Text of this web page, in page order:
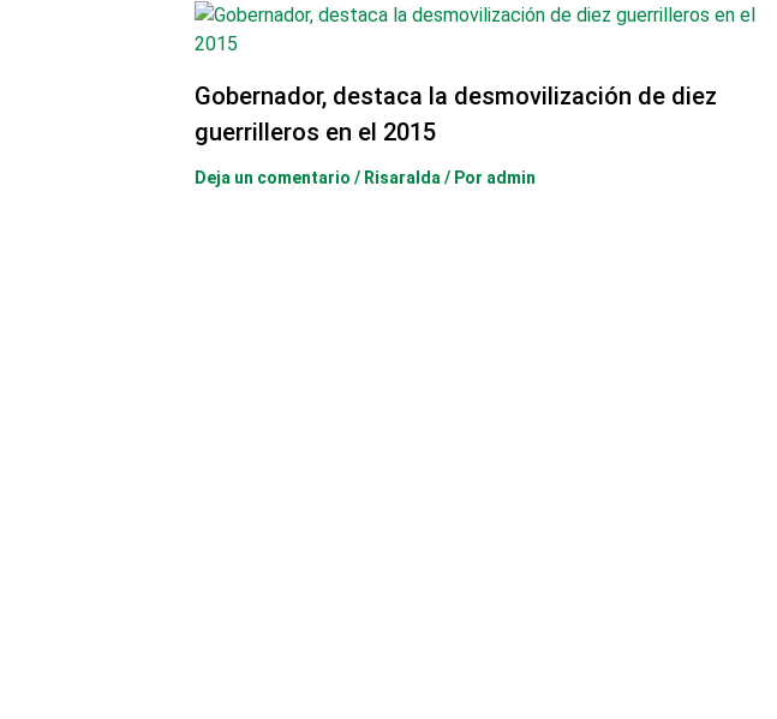
Gobernador, destaca la desmovilización de diez
guerrilleros en el 2015
Deja un comentario / Risaralda / Por admin